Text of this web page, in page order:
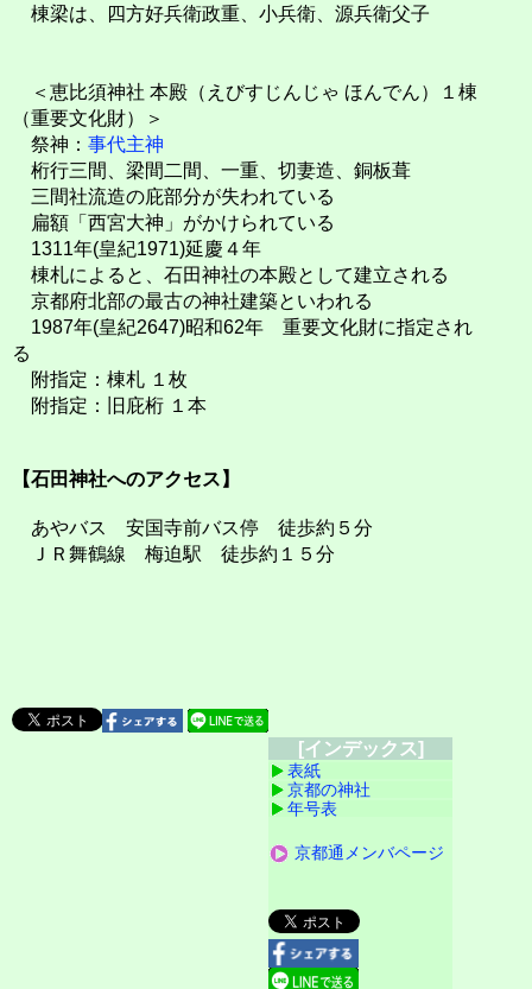
棟梁は、四方好兵衛政重、小兵衛、源兵衛父子
＜恵比須神社 本殿（えびすじんじゃ ほんでん）１棟
（重要文化財）＞
祭神： 事代主神
桁行三間、梁間二間、一重、切妻造、銅板葺
三間社流造の庇部分が失われている
扁額「西宮大神」がかけられている
1311年(皇紀1971)延慶４年
棟札によると、石田神社の本殿として建立される
京都府北部の最古の神社建築といわれる
1987年(皇紀2647)昭和62年 重要文化財に指定され
る
附指定：棟札 １枚
附指定：旧庇桁 １本
【石田神社へのアクセス】
あやバス 安国寺前バス停 徒歩約５分
ＪＲ舞鶴線 梅迫駅 徒歩約１５分
[インデックス]
表紙
京都の神社
年号表
京都通メンバページ